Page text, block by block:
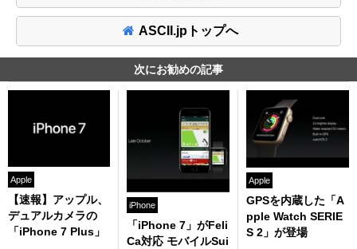
ASCII.jpトップへ
次にお勧めの記事
Apple
【速報】アップル、
デュアルカメラの
「iPhone 7 Plus」
iPhone
「iPhone 7」がFeli
Ca対応 モバイルSui
Apple
GPSを内蔵した「A
pple Watch SERIE
S 2」が登場